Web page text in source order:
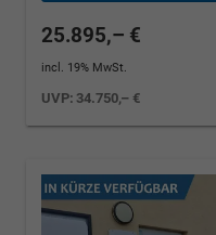
25.895,– €
incl. 19% MwSt.
UVP: 34.750,– €